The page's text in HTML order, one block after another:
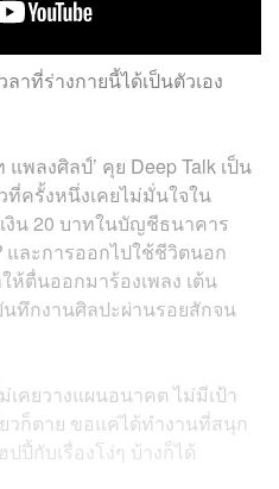
าที่ร่างกายนี้ได้เป็นตัวเอง
แพลงศิลป์’ คุย Deep Talk เป็น
ที่ครั้งหนึ่งเคยไม่มั่นใจใน
งิน 20 บาทในบัญชีธนาคาร
และการออกไปใช้ชีวิตนอก
ตื่นออกมาร้องเพลง เต้น
ทึกงานศิลปะผ่านรอยสักจน
คยวางแผนอนาคต ไม่มีเป้า
วก็ตาย ขอแค่ได้ทำงานที่สนุก
ปี้กับเรื่องโง่ๆ บ้างก็ได้